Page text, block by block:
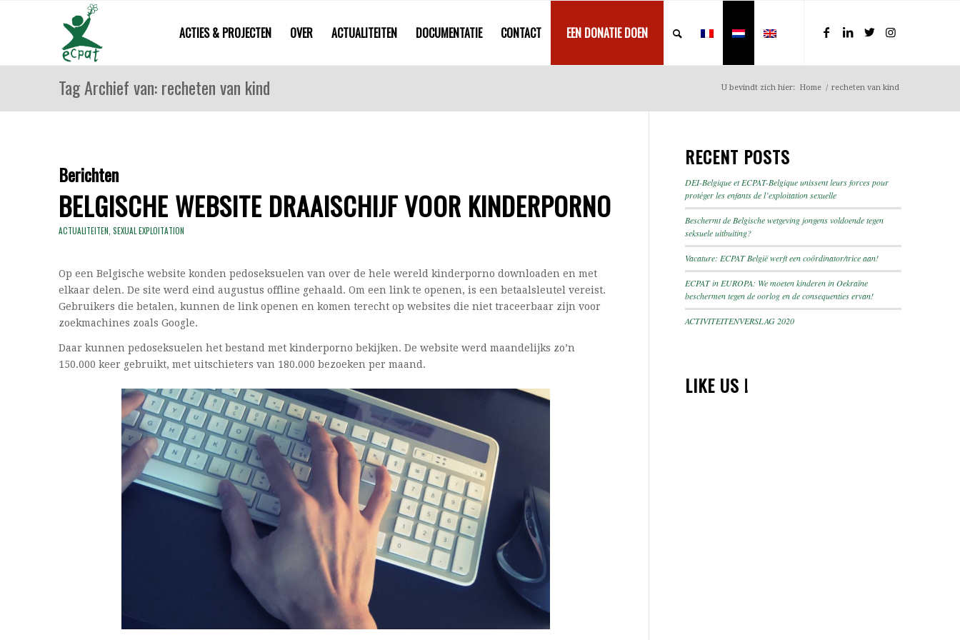
ACTIES & PROJECTEN OVER ACTUALITEITEN DOCUMENTATIE CONTACT EEN DONATIE DOEN
Tag Archief van: recheten van kind U bevindt zich hier: Home / recheten van kind
Berichten
BELGISCHE WEBSITE DRAAISCHIJF VOOR KINDERPORNO
ACTUALITEITEN SEXUAL EXPLOITATION
Op een Belgische website konden pedoseksuelen van over de hele wereld kinderporno downloaden en met
elkaar delen. De site werd eind augustus offline gehaald. Om een link te openen, is een betaalsleutel vereist.
Gebruikers die betalen, kunnen de link openen en komen terecht op websites die niet traceerbaar zijn voor
zoekmachines zoals Google.
Daar kunnen pedoseksuelen het bestand met kinderporno bekijken. De website werd maandelijks zo’n
150.000 keer gebruikt, met uitschieters van 180.000 bezoeken per maand.
RECENT POSTS
DEI-Belgique et ECPAT-Belgique unissent leurs forces pour
protéger les enfants de l’exploitation sexuelle
Beschermt de Belgische wetgeving jongens voldoende tegen
seksuele uitbuiting?
Vacature: ECPAT België werft een coördinator/trice aan!
ECPAT in EUROPA: We moeten kinderen in Oekraïne
beschermen tegen de oorlog en de consequenties ervan!
ACTIVITEITENVERSLAG 2020
LIKE US !